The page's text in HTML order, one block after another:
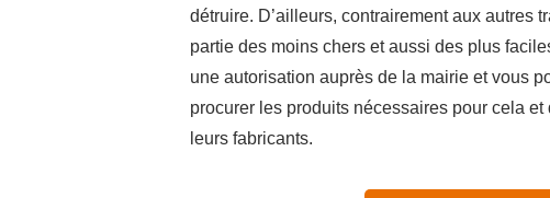
détruire. D’ailleurs, contrairement aux autres
partie des moins chers et aussi des plus
une autorisation auprès de la mairie et vous
procurer les produits nécessaires pour cela
leurs fabricants.